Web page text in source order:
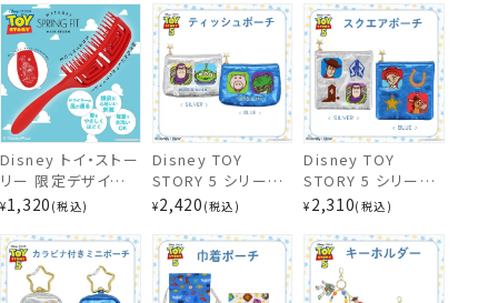
スクエアポーチ
Disney トイ・ストー
リー 限定デザイン
スプリングフィットブ
shobido ヘアブラ
シ TOY STORY
¥1,320 税込
Disney TOY
STORY 5 シリーズ
ティッシュポーチ ＜
トイ・ストーリー デ
ィズニー 粧美堂
shobido
¥2,420 税込
Disney TOY
STORY 5 シリーズ
スクエアポーチ ＜
トイ・ストーリー デ
ィズニー 粧美堂
shobido
¥ 2,310 税込